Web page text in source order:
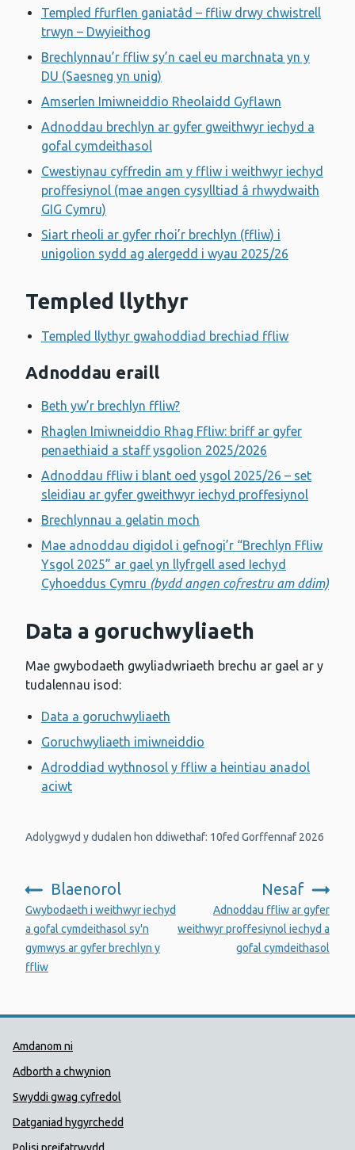
Templed ffurflen ganiatâd – ffliw drwy chwistrell
trwyn – Dwyieithog
Brechlynnau’r ffliw sy’n cael eu marchnata yn y
DU (Saesneg yn unig)
Amserlen Imiwneiddio Rheolaidd Gyflawn
Adnoddau brechlyn ar gyfer gweithwyr iechyd a
gofal cymdeithasol
Cwestiynau cyffredin am y ffliw i weithwyr iechyd
proffesiynol (mae angen cysylltiad â rhwydwaith
GIG Cymru)
Siart rheoli ar gyfer rhoi’r brechlyn (ffliw) i
unigolion sydd ag alergedd i wyau 2025/26
Templed llythyr
Templed llythyr gwahoddiad brechiad ffliw
Adnoddau eraill
Beth yw’r brechlyn ffliw?
Rhaglen Imiwneiddio Rhag Ffliw: briff ar gyfer
penaethiaid a staff ysgolion 2025/2026
Adnoddau ffliw i blant oed ysgol 2025/26 – set
sleidiau ar gyfer gweithwyr iechyd proffesiynol
Brechlynnau a gelatin moch
Mae adnoddau digidol i gefnogi’r “Brechlyn Ffliw
Ysgol 2025” ar gael yn llyfrgell ased Iechyd
Cyhoeddus Cymru (bydd angen cofrestru am ddim)
Data a goruchwyliaeth
Mae gwybodaeth gwyliadwriaeth brechu ar gael ar y
tudalennau isod:
Data a goruchwyliaeth
Goruchwyliaeth imiwneiddio
Adroddiad wythnosol y ffliw a heintiau anadol
aciwt
Adolygwyd y dudalen hon ddiwethaf: 10fed Gorffennaf 2026
Blaenorol
:
Gwybodaeth i weithwyr iechyd
a gofal cymdeithasol sy'n
gymwys ar gyfer brechlyn y
ffliw
Nesaf
Adnoddau ffliw ar gyfer
weithwyr proffesiynol iechyd a
gofal cymdeithasol
Dolenni Cymorth Iechyd
Amdanom ni
Adborth a chwynion
Swyddi gwag cyfredol
Datganiad hygyrchedd